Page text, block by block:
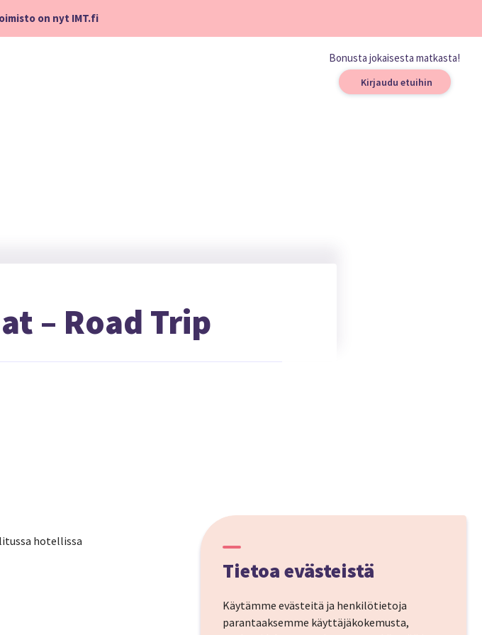
on nyt IMT.fi
Bonusta jokaisesta matkasta!
Kirjaudu etuihin
– Road Trip
hotellissa
Tietoa evästeistä
Käytämme evästeitä ja henkilötietoja
parantaaksemme käyttäjäkokemusta,